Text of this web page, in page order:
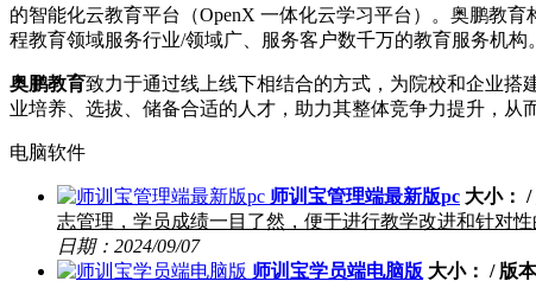
的智能化云教育平台（OpenX 一体化云学习平台）。奥鹏教
程教育领域服务行业/领域广、服务客户数千万的教育服务机构。
奥鹏教育致力于通过线上线下相结合的方式，为院校和企业
业培养、选拔、储备合适的人才，助力其整体竞争力提升，从
电脑软件
师训宝管理端最新版pc 大小： /
志管理，学员成绩一目了然，便于进行教学改进和针对
日期：2024/09/07
师训宝学员端电脑版 大小： / 版